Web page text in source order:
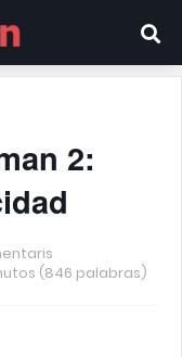
2:
(846 palabras)